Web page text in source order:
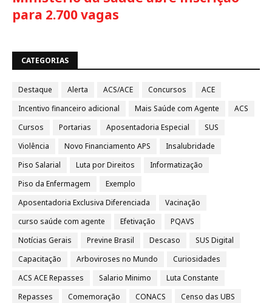
para 2.700 vagas
CATEGORIAS
Destaque Alerta ACS/ACE Concursos
ACE
Incentivo financeiro adicional
Mais Saúde com Agente
ACS
Cursos
Portarias Aposentadoria Especial
SUS
Violência
Novo Financiamento APS
Insalubridade
Piso Salarial
Luta por Direitos
Informatização
Piso da Enfermagem
Exemplo
Aposentadoria Exclusiva Diferenciada
Vacinação
curso saúde com agente
Efetivação
PQAVS
Notícias Gerais
Previne Brasil Descaso
SUS Digital
Capacitação
Arboviroses no Mundo
Curiosidades
ACS ACE Repasses
Salario Minimo
Luta Constante
Repasses
Comemoração CONACS
Censo das UBS